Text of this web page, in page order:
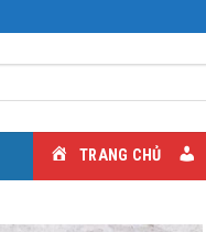
TRANG CHỦ